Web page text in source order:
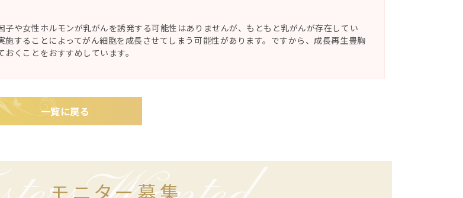
子や女性ホルモンが乳がんを誘発する可能性はありませんが、もともと乳がんが存在してい
施することによってがん細胞を成長させてしまう可能性があります。ですから、成長再生豊胸
くことをおすすめしています。
一覧に戻る